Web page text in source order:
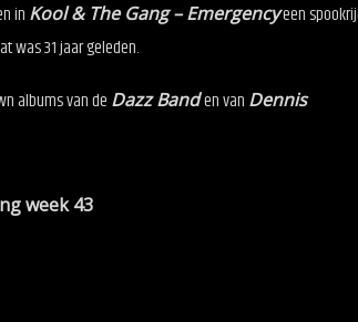
in Kool & The Gang – Emergencyeen
was 31 jaar geleden.
albums van de Dazz Banden van Dennis
week 43